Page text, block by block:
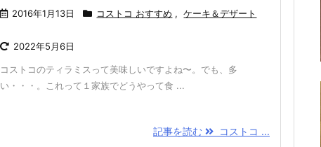
2016年1月13日 コストコ おすすめ , ケーキ＆デザート
2022年5月6日
コストコのティラミスって美味しいですよね〜。でも、多
い・・・。これって１家族でどうやって食 ...
記事を読む コストコ ...